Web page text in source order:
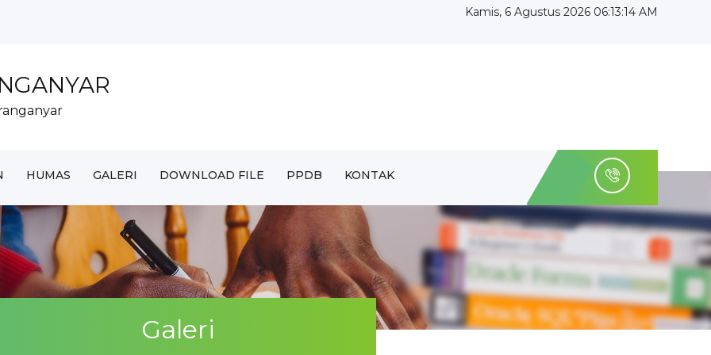
DI MTs N...
tahun...
Tahun 2...
Kamis, 6 Agustus 2026 06:13:15 AM
HUMAS GALERI DOWNLOAD FILE PPDB KONTAK
Galeri